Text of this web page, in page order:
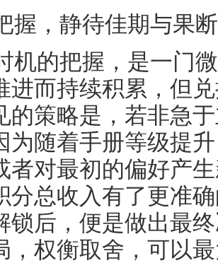
握，静待佳期与果
机的把握，是一门
进而持续积累，但
的策略是，若非急
为随着手册等级提
者对最初的偏好产
分总收入有了更准
锁后，便是做出最
，权衡取舍，可以